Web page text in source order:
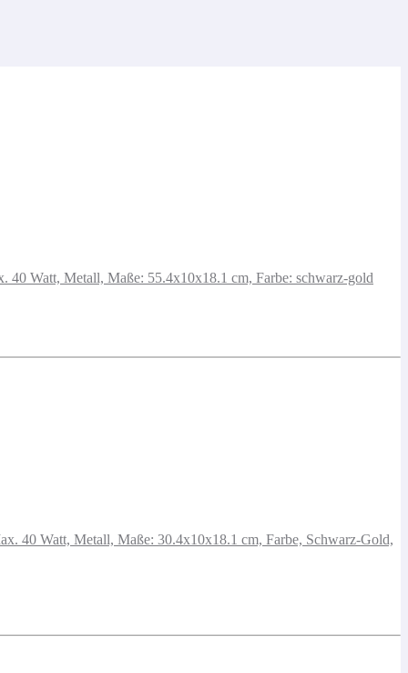
40 Watt, Metall, Maße: 55.4x10x18.1 cm, Farbe: schwarz-gold
40 Watt, Metall, Maße: 30.4x10x18.1 cm, Farbe, Schwarz-Gold,